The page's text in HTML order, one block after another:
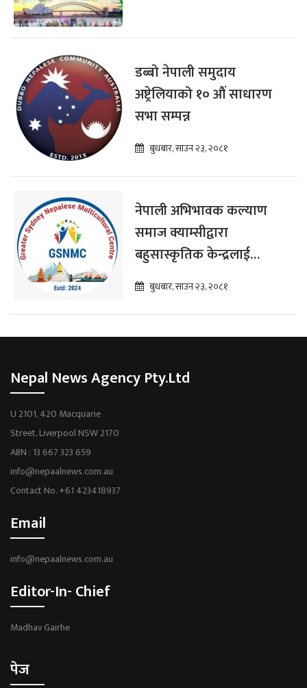
डब्बो नेपाली समुदाय
अष्ट्रेलियाको १० औं साधारण
सभा सम्पन्न
बुधबार, साउन २३, २०८१
नेपाली अभिभावक कल्याण
समाज क्याम्सीद्वारा
बहुसास्कृतिक केन्द्रलाई
सहयोग प्रदान
बुधबार, साउन २३, २०८१
Nepal News Agency Pty.Ltd
U 2101, 420 Macquarie
Street, Liverpool NSW 2170
ABN : 13 667 323 659
info@nepaalnews.com.au
Contact No. +61 423418937
Email
info@nepaalnews.com.au
Editor-In- Chief
Madhav Gairhe
पेज